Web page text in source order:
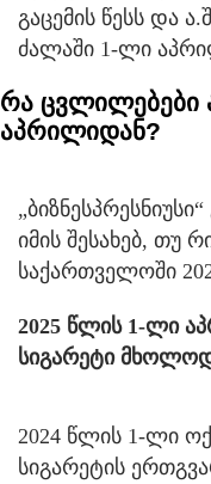
გაცემის წესს და
ძალაში 1-ლი
რა ცვლილებები
აპრილიდან?
იმის შესახებ, თუ
საქართველოში
2025 წლის 1-ლი
სიგარეტი
2024 წლის 1-ლი
სიგარეტის